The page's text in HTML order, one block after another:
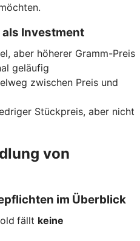
Investment
aber höherer Gramm-Preis
geläufig
zwischen Preis und
Stückpreis, aber nicht
von
im Überblick
fällt keine